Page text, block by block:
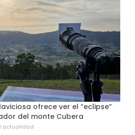
ofrece ver el “eclipse”
del monte Cubera
actualidad